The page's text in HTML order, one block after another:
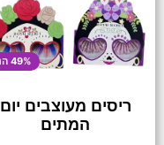
49% הנחה
ריסים מעוצבים יום
המתים